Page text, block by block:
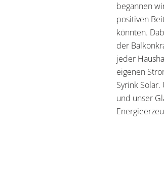
begannen
positiven
könnten.
der
jeder
eigenen
Syrink
und unser